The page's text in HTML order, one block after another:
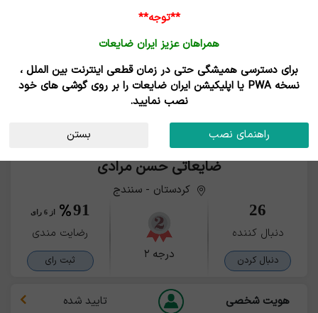
ضایعاتی حسن مرادی
کردستان - سنندج
26
دنبال کننده
دنبال کردن درجه ۲
91 از 6 رای
رضایت مندی
ثبت رای
هویت شخصی تایید شده
**توجه**
همراهان عزیز ایران ضایعات
برای دسترسی همیشگی حتی در زمان قطعی اینترنت بین الملل ،
نسخه PWA یا اپلیکیشن ایران ضایعات را بر روی گوشی های خود
نصب نمایید.
راهنمای نصب بستن